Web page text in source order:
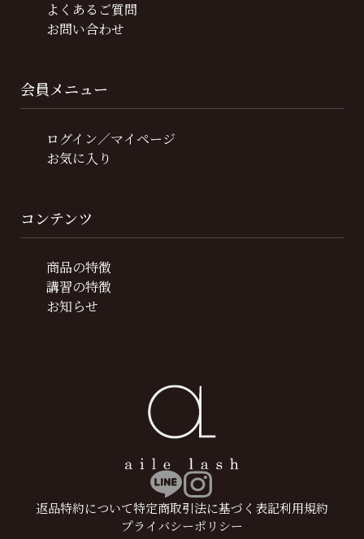
よくあるご質問
お問い合わせ
会員メニュー
ログイン／マイページ
お気に入り
コンテンツ
商品の特徴
講習の特徴
お知らせ
返品特約について特定商取引法に基づく表記利用規約
プライバシーポリシー